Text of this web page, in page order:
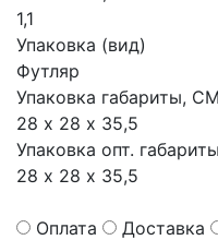
1,1
Упаковка (вид)
Футляр
Упаковка габариты,
28 х 28 х 35,5
Упаковка опт.
28 х 28 х 35,5
Оплата Доставка